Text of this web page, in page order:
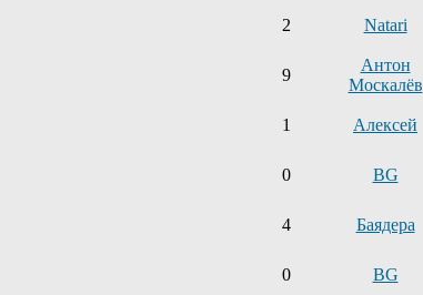
2 Natari
9
Антон
Москалёв
1 Алексей
0 BG
4 Баядера
0 BG